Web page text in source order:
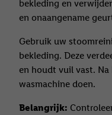
bekleding en
en onaangename
Gebruik uw
bekleding. Deze
en houdt vuil vast.
wasmachine doen.
Belangrijk: